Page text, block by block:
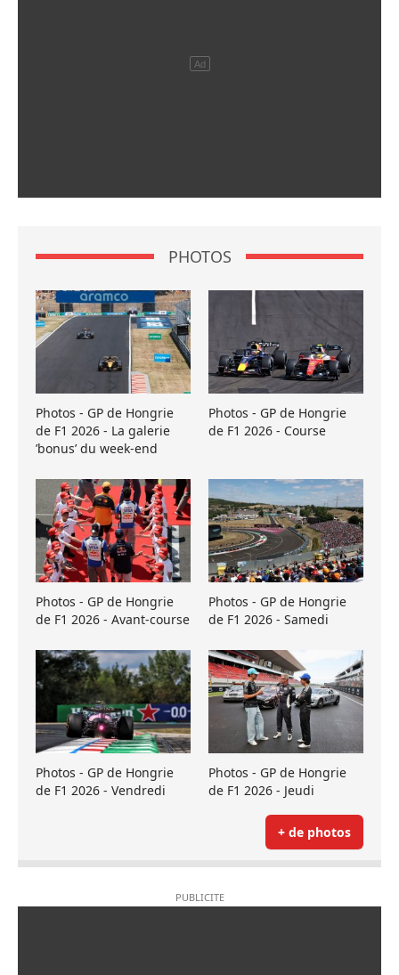
PHOTOS
Photos - GP de Hongrie
de F1 2026 - La galerie
’bonus’ du week-end
Photos - GP de Hongrie
de F1 2026 - Course
Photos - GP de Hongrie
de F1 2026 - Avant-course
Photos - GP de Hongrie
de F1 2026 - Samedi
Photos - GP de Hongrie
de F1 2026 - Vendredi
Photos - GP de Hongrie
de F1 2026 - Jeudi
+ de photos